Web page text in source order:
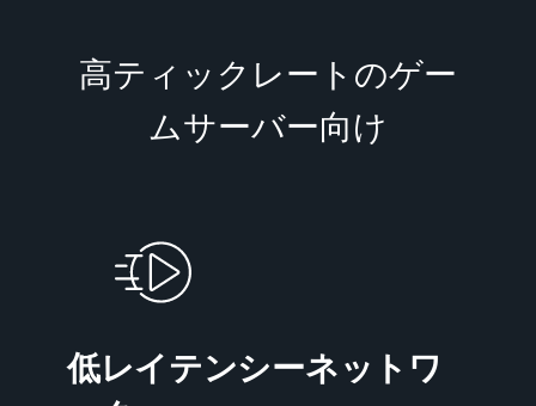
高ティックレートのゲー
ムサーバー向け
低レイテンシーネットワ